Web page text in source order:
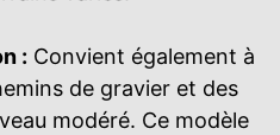
: Convient également à
de gravier et des
modéré. Ce modèle